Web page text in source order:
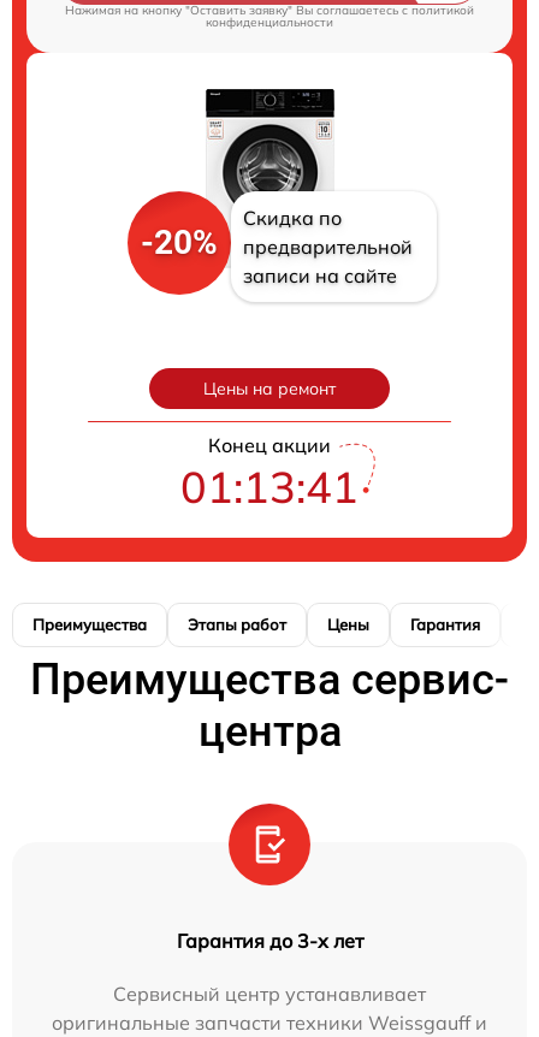
Нажимая на кнопку "Оставить заявку" Вы соглашаетесь cполитикой
конфиденциальности
-20%
Скидка по
предварительной
записи на сайте
Цены на ремонт
Конец акции
01:13:40
Преимущества Этапы работ Цены Гарантия
Преимущества сервис-
центра
Гарантия до 3-х лет
Сервисный центр устанавливает
оригинальные запчасти техники Weissgauff и